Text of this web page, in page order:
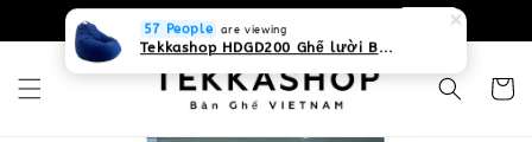
0931268840 Liên hệ với chúng tôi
57 People are viewing
Tekkashop HDGD200 Ghế lười Beanbag form truyền thống, chất liệu Olefin canvas kháng nước, màu xanh biển, có thể sử dụng trong nhà và cả ngoài trời, có quai xách